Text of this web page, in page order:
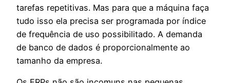
tarefas repetitivas. Mas para que a máquina faça
tudo isso ela precisa ser programada por índice
de frequência de uso possibilitado. A demanda
de banco de dados é proporcionalmente ao
tamanho da empresa.